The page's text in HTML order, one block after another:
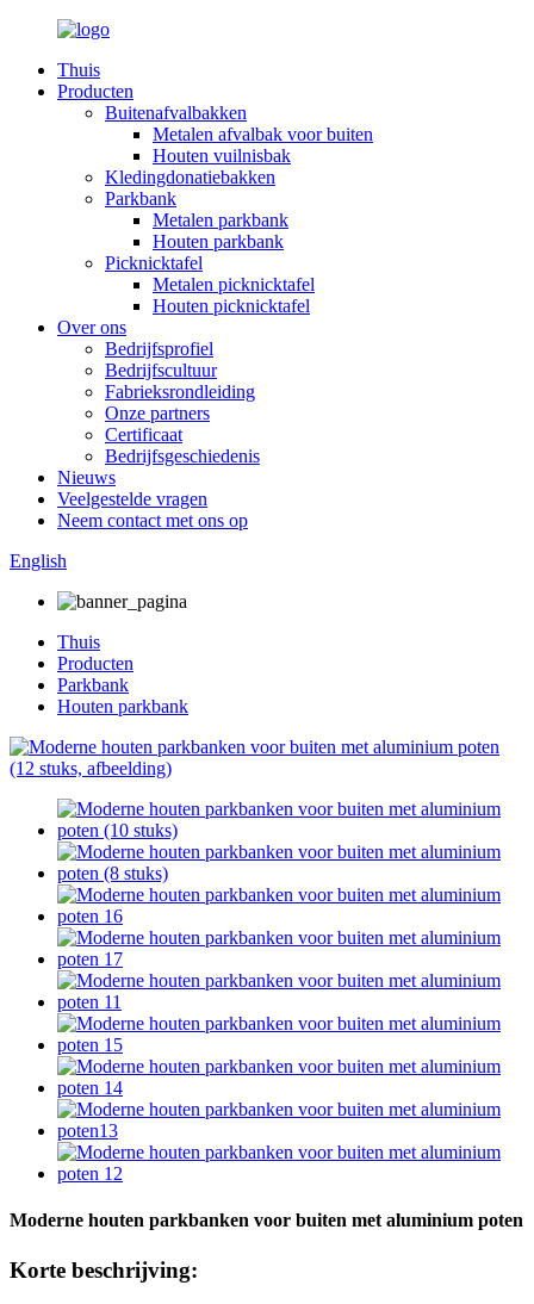
Thuis
Producten
Buitenafvalbakken
Metalen afvalbak voor buiten
Houten vuilnisbak
Kledingdonatiebakken
Parkbank
Metalen parkbank
Houten parkbank
Picknicktafel
Metalen picknicktafel
Houten picknicktafel
Over ons
Bedrijfsprofiel
Bedrijfscultuur
Fabrieksrondleiding
Onze partners
Certificaat
Bedrijfsgeschiedenis
Nieuws
Veelgestelde vragen
Neem contact met ons op
English
Thuis
Producten
Parkbank
Houten parkbank
Moderne houten parkbanken voor buiten met aluminium poten
Korte beschrijving: